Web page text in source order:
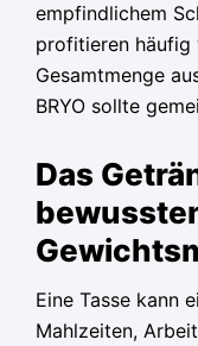
empfindlichem
profitieren häufig
Gesamtmenge
BRYO sollte
Das
Eine Tasse kann
Mahlzeiten,